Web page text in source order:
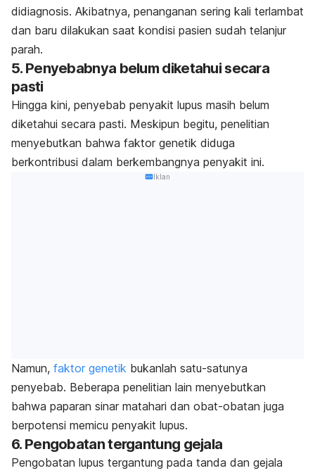
didiagnosis. Akibatnya, penanganan sering kali terlambat
dan baru dilakukan saat kondisi pasien sudah telanjur
parah.
5. Penyebabnya belum diketahui secara
pasti
Hingga kini, penyebab penyakit lupus masih belum
diketahui secara pasti. Meskipun begitu, penelitian
menyebutkan bahwa faktor genetik diduga
berkontribusi dalam berkembangnya penyakit ini.
Iklan
Namun, faktor genetik bukanlah satu-satunya
penyebab. Beberapa penelitian lain menyebutkan
bahwa paparan sinar matahari dan obat-obatan juga
berpotensi memicu penyakit lupus.
6. Pengobatan tergantung gejala
Pengobatan lupus tergantung pada tanda dan gejala